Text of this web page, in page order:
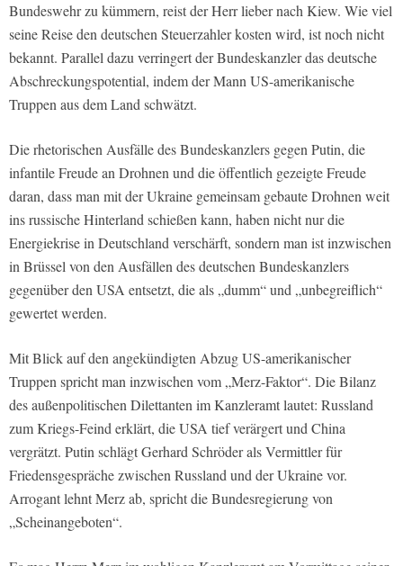
Bundeswehr zu kümmern, reist der Herr lieber nach Kiew. Wie viel
seine Reise den deutschen Steuerzahler kosten wird, ist noch nicht
bekannt. Parallel dazu verringert der Bundeskanzler das deutsche
Abschreckungspotential, indem der Mann US-amerikanische
Truppen aus dem Land schwätzt.
Die rhetorischen Ausfälle des Bundeskanzlers gegen Putin, die
infantile Freude an Drohnen und die öffentlich gezeigte Freude
daran, dass man mit der Ukraine gemeinsam gebaute Drohnen weit
ins russische Hinterland schießen kann, haben nicht nur die
Energiekrise in Deutschland verschärft, sondern man ist inzwischen
in Brüssel von den Ausfällen des deutschen Bundeskanzlers
gegenüber den USA entsetzt, die als „dumm“ und „unbegreiflich“
gewertet werden.
Mit Blick auf den angekündigten Abzug US-amerikanischer
Truppen spricht man inzwischen vom „Merz-Faktor“. Die Bilanz
des außenpolitischen Dilettanten im Kanzleramt lautet: Russland
zum Kriegs-Feind erklärt, die USA tief verärgert und China
vergrätzt. Putin schlägt Gerhard Schröder als Vermittler für
Friedensgespräche zwischen Russland und der Ukraine vor.
Arrogant lehnt Merz ab, spricht die Bundesregierung von
„Scheinangeboten“.